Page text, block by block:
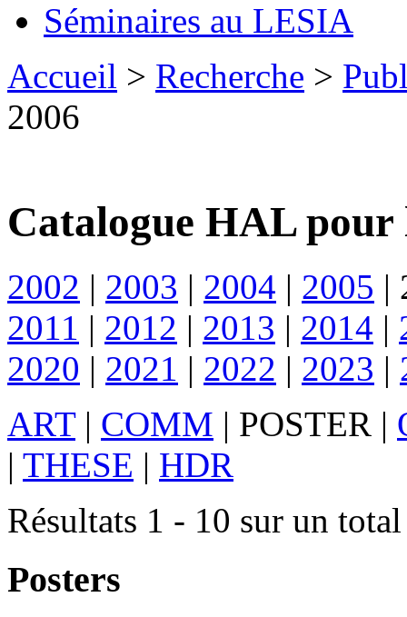
Séminaires au LESIA
Accueil > Recherche >
2006
Catalogue HAL pour
2002 | 2003 | 2004 | 2005 |
2011 | 2012 | 2013 | 2014 |
2020 | 2021 | 2022 | 2023 |
ART| COMM | POSTER |
| THESE | HDR
Résultats 1 - 10 sur un
Posters